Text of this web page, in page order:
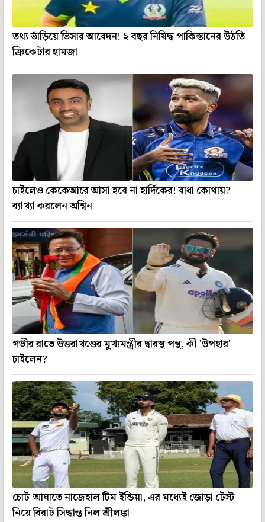
তথ্য ভাঁড়িয়ে ভিসার আবেদন! ২ বছর নিষিদ্ধ পাকিস্তানের উঠতি
ক্রিকেটার হামজা
চাইলেও কেকেআরে আসা হবে না হার্দিকের! বাধা কোথায়?
ব্যাখ্যা করলেন অশ্বিন
গভীর রাতে উত্তরাখণ্ডের মুখ্যমন্ত্রীর দ্বারস্থ পন্থ, কী 'উপহার'
চাইলেন?
চোট-আঘাতে নাজেহাল টিম ইন্ডিয়া, এর মধ্যেই জোড়া টেস্ট
নিয়ে বিরাট সিদ্ধান্ত নিল শ্রীলঙ্কা